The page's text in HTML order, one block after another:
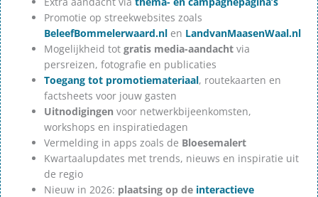
Promotie op streekwebsites zoals
BeleefBommelerwaard.nl en LandvanMaasenWaal.nl
Mogelijkheid totgratis media-aandacht via
persreizen, fotografie en publicaties
Toegang tot promotiemateriaal, routekaarten en
factsheets voor jouw gasten
Uitnodigingen voor netwerkbijeenkomsten,
workshops en inspiratiedagen
Vermelding in apps zoals de Bloesemalert
Kwartaalupdates met trends, nieuws en inspiratie uit
de regio
Nieuw in 2026: plaatsing op de interactieve